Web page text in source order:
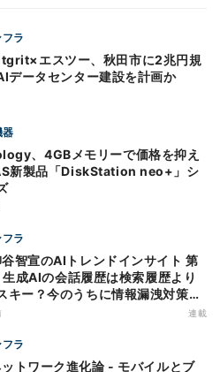
ラ
データセンター建設を計画か
器
、4GBメモリーで価格を抑え
新製品「DiskStation neo+」シ
ラ
成AIの会話履歴は検索履歴より
キー？今のうちに情報漏洩対策を
しておこう
連載
ラ